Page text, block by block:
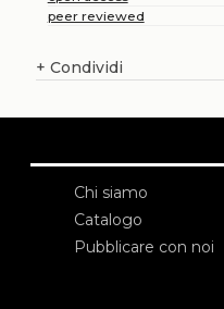
peer reviewed
+ Condividi
Chi siamo
Catalogo
Pubblicare con noi